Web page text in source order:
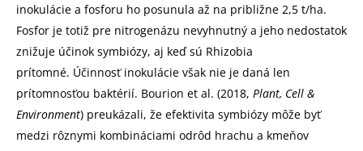
inokulácie a fosforu ho posunula až na približne 2,5 t/ha.
Fosfor je totiž pre nitrogenázu nevyhnutný a jeho nedostatok
znižuje účinok symbiózy, aj keď sú Rhizobia
prítomné. Účinnosť inokulácie však nie je daná len
prítomnosťou baktérií. Bourion et al. (2018, Plant, Cell &
Environment) preukázali, že efektivita symbiózy môže byť
medzi rôznymi kombináciami odrôd hrachu a kmeňov